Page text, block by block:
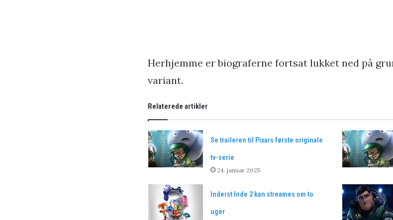
Herhjemme er biograferne fortsat lukket ned på
variant.
Relaterede artikler
Se traileren til Pixars første originale
tv-serie
24. januar 2025
Inderst Inde 2 kan streames om to
uger